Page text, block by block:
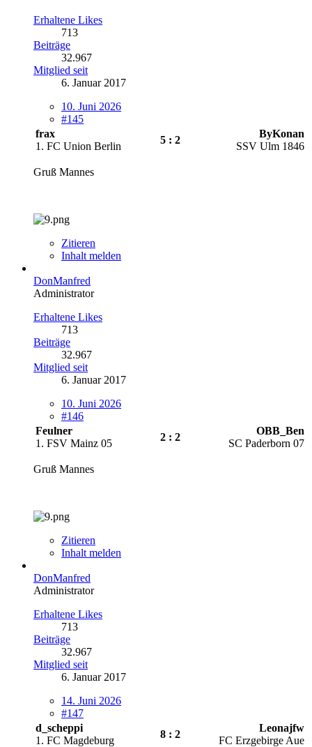
Erhaltene Likes
713
Beiträge
32.967
Mitglied seit
6. Januar 2017
10. Juni 2026
#145
frax
1. FC Union Berlin
5 : 2
ByKonan
SSV Ulm 1846
Gruß Mannes
Zitieren
Inhalt melden
DonManfred
Administrator
Erhaltene Likes
713
Beiträge
32.967
Mitglied seit
6. Januar 2017
10. Juni 2026
#146
Feulner
1. FSV Mainz 05
2 : 2
OBB_Ben
SC Paderborn 07
Gruß Mannes
Zitieren
Inhalt melden
DonManfred
Administrator
Erhaltene Likes
713
Beiträge
32.967
Mitglied seit
6. Januar 2017
14. Juni 2026
#147
d_scheppi
1. FC Magdeburg
8 : 2
Leonajfw
FC Erzgebirge Aue